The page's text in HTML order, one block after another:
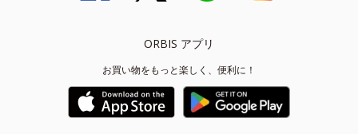
ORBIS アプリ
お買い物をもっと楽しく、便利に！